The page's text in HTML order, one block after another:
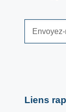
Liens